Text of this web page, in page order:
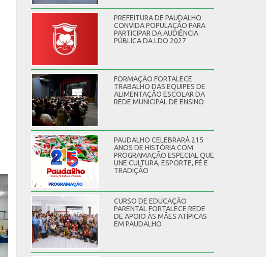
PREFEITURA DE PAUDALHO
CONVIDA POPULAÇÃO PARA
PARTICIPAR DA AUDIÊNCIA
PÚBLICA DA LDO 2027
FORMAÇÃO FORTALECE
TRABALHO DAS EQUIPES DE
ALIMENTAÇÃO ESCOLAR DA
REDE MUNICIPAL DE ENSINO
PAUDALHO CELEBRARÁ 215
ANOS DE HISTÓRIA COM
PROGRAMAÇÃO ESPECIAL QUE
UNE CULTURA, ESPORTE, FÉ E
TRADIÇÃO
CURSO DE EDUCAÇÃO
PARENTAL FORTALECE REDE
DE APOIO ÀS MÃES ATÍPICAS
EM PAUDALHO